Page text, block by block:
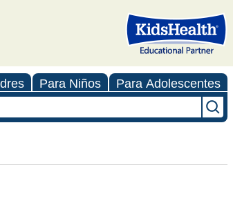
Para Niños Para Adolescentes